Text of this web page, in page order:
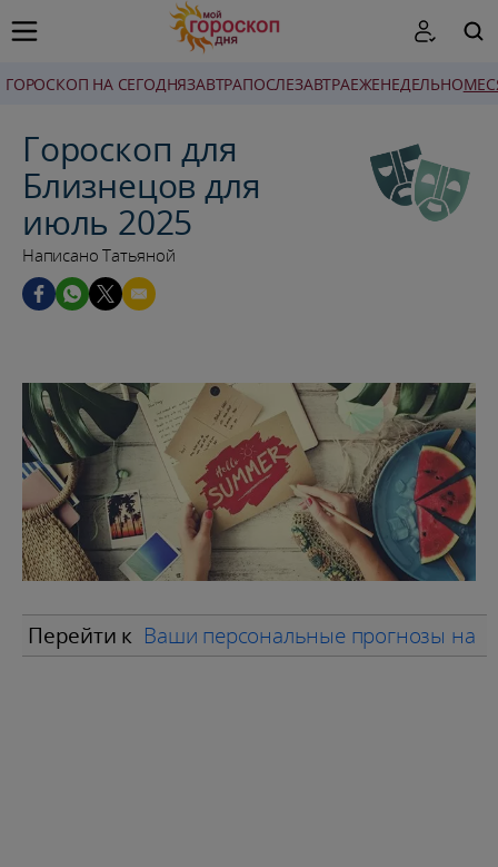
ГОРОСКОП НА СЕГОДНЯЗАВТРАПОСЛЕЗАВТРАЕЖЕНЕДЕЛЬНО
Гороскоп для
Близнецов для
июль 2025
Написано Татьяной
Перейти к Ваши персональные прогнозы на